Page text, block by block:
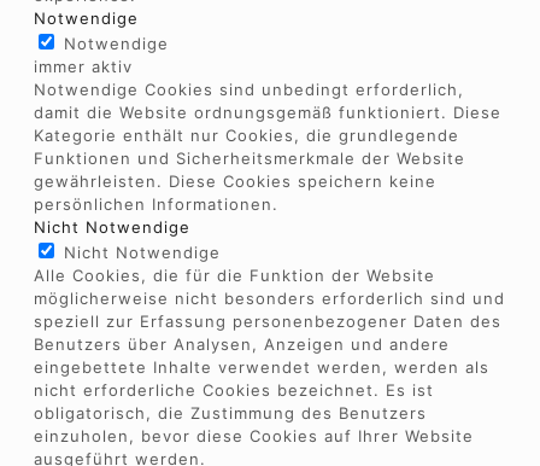
Notwendige
Notwendige
immer aktiv
Notwendige Cookies sind unbedingt erforderlich,
damit die Website ordnungsgemäß funktioniert. Diese
Kategorie enthält nur Cookies, die grundlegende
Funktionen und Sicherheitsmerkmale der Website
gewährleisten. Diese Cookies speichern keine
persönlichen Informationen.
Nicht Notwendige
Nicht Notwendige
Alle Cookies, die für die Funktion der Website
möglicherweise nicht besonders erforderlich sind und
speziell zur Erfassung personenbezogener Daten des
Benutzers über Analysen, Anzeigen und andere
eingebettete Inhalte verwendet werden, werden als
nicht erforderliche Cookies bezeichnet. Es ist
obligatorisch, die Zustimmung des Benutzers
einzuholen, bevor diese Cookies auf Ihrer Website
ausgeführt werden.